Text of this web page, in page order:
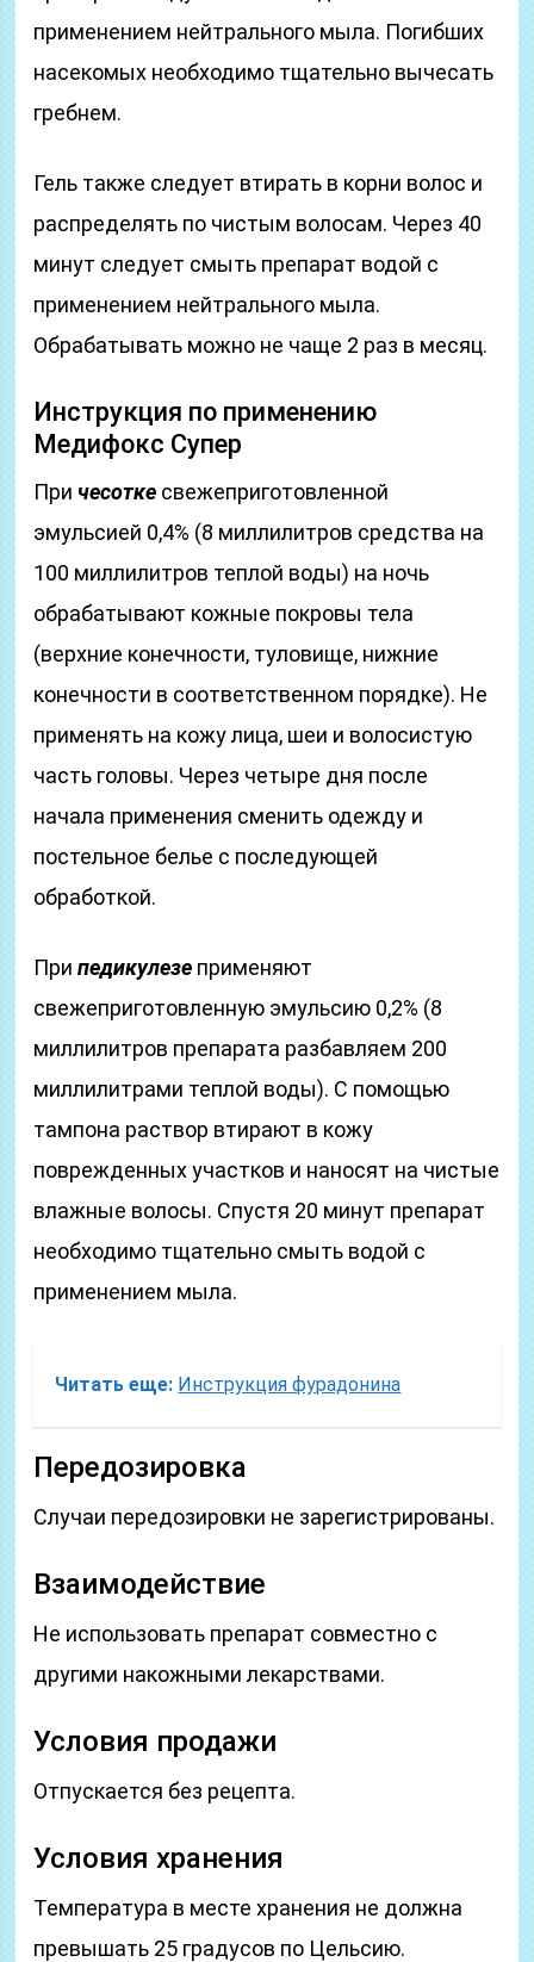
применением нейтрального мыла. Погибших
насекомых необходимо тщательно вычесать
гребнем.
Гель также следует втирать в корни волос и
распределять по чистым волосам. Через 40
минут следует смыть препарат водой с
применением нейтрального мыла.
Обрабатывать можно не чаще 2 раз в месяц.
Инструкция по применению
Медифокс Супер
При чесотке свежеприготовленной
эмульсией 0,4% (8 миллилитров средства на
100 миллилитров теплой воды) на ночь
обрабатывают кожные покровы тела
(верхние конечности, туловище, нижние
конечности в соответственном порядке). Не
применять на кожу лица, шеи и волосистую
часть головы. Через четыре дня после
начала применения сменить одежду и
постельное белье с последующей
обработкой.
Припедикулезе применяют
свежеприготовленную эмульсию 0,2% (8
миллилитров препарата разбавляем 200
миллилитрами теплой воды). С помощью
тампона раствор втирают в кожу
поврежденных участков и наносят на чистые
влажные волосы. Спустя 20 минут препарат
необходимо тщательно смыть водой с
применением мыла.
Читать еще: Инструкция фурадонина
Передозировка
Случаи передозировки не зарегистрированы.
Взаимодействие
Не использовать препарат совместно с
другими накожными лекарствами.
Условия продажи
Отпускается без рецепта.
Условия хранения
Температура в месте хранения не должна
превышать 25 градусов по Цельсию.